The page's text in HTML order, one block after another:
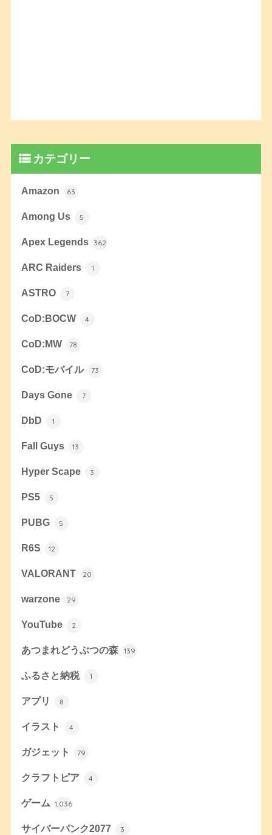
カテゴリー
Amazon 63
Among Us 5
Apex Legends 362
ARC Raiders 1
ASTRO 7
CoD:BOCW 4
CoD:MW 78
CoD:モバイル 73
Days Gone 7
DbD 1
Fall Guys 13
Hyper Scape 3
PS5 5
PUBG 5
R6S 12
VALORANT 20
warzone 29
YouTube 2
あつまれどうぶつの森 139
ふるさと納税 1
アプリ 8
イラスト 4
ガジェット 79
クラフトピア 4
ゲーム 1,036
サイバーパンク2077 3